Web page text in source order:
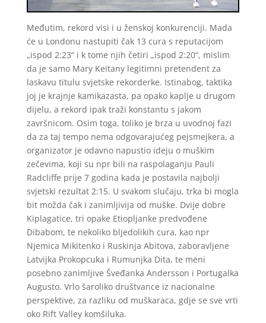
Međutim, rekord visi i u ženskoj konkurenciji. Mada
će u Londonu nastupiti čak 13 cura s reputacijom
„ispod 2:23“ i k tome njih četiri „ispod 2:20“, mislim
da je samo Mary Keitany legitimni pretendent za
laskavu titulu svjetske rekorderke. Istinabog, taktika
joj je krajnje kamikazasta, pa opako kaplje u drugom
dijelu, a rekord ipak traži konstantu s jakom
završnicom. Osim toga, toliko je brza u uvodnoj fazi
da za taj tempo nema odgovarajućeg pejsmejkera, a
organizator je odavno napustio ideju o muškim
zečevima, koji su npr bili na raspolaganju Pauli
Radcliffe prije 7 godina kada je postavila najbolji
svjetski rezultat 2:15. U svakom slučaju, trka bi mogla
bit možda čak i zanimljivija od muške. Dvije dobre
Kiplagatice, tri opake Etiopljanke predvođene
Dibabom, te nekoliko bljedolikih cura, kao npr
Njemica Mikitenko i Ruskinja Abitova, zaboravljene
Latvijka Prokopcuka i Rumunjka Dita, te meni
posebno zanimljive Šveđanka Andersson i Portugalka
Augusto. Vrlo šaroliko društvance iz nacionalne
perspektive, za razliku od muškaraca, gdje se sve vrti
oko Rift Valley komšiluka.